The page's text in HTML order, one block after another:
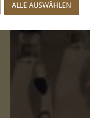
ALLE AUSWÄHLEN